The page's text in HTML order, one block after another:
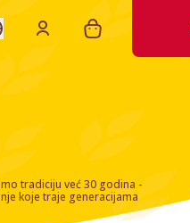
tradiciju već 30 godina -
koje traje generacijama